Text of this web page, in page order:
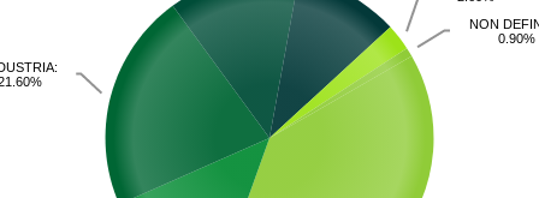
NON
0.90%